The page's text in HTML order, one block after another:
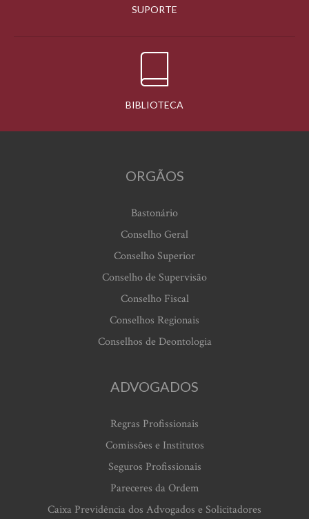
SUPORTE
BIBLIOTECA
ORGÃOS
Bastonário
Conselho Geral
Conselho Superior
Conselho de Supervisão
Conselho Fiscal
Conselhos Regionais
Conselhos de Deontologia
ADVOGADOS
Regras Profissionais
Comissões e Institutos
Seguros Profissionais
Pareceres da Ordem
Caixa Previdência dos Advogados e Solicitadores